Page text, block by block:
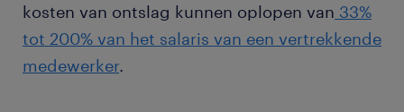
kosten van ontslag kunnen oplopen van 33%
tot 200% van het salaris van een vertrekkende
medewerker.